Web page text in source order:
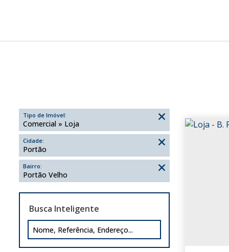
Tipo de Imóvel:
Comercial » Loja
Cidade:
Portão
Bairro:
Portão Velho
Busca Inteligente